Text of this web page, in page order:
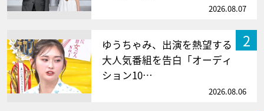
2026.08.07
2
ゆうちゃみ、出演を熱望する
大人気番組を告白「オーディ
ション10…
2026.08.06